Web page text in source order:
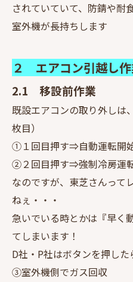
されていていて、防錆や耐
室外機が長持ちします
２ エアコン引越し
2.1 移設前作業
既設エアコンの取り外しは
枚目）
①１回目押す⇒自動運転開
②２回目押す⇒強制冷房運
なのですが、東芝さんって
ねぇ・・・
急いでいる時とかは『早く
てしまいます！
D社・P社はボタンを押し
③室外機側でガス回収